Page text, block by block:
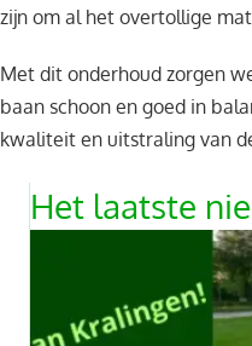
zijn om al het overtollige
Met dit onderhoud zorgen
baan schoon en goed in
kwaliteit en uitstraling van
Het laatste